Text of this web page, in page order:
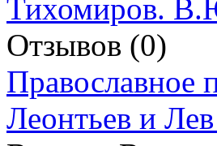
Отзывов (0)
Православное
Леонтьев и